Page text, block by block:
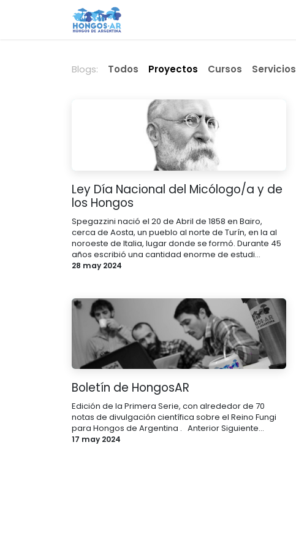
Blogs: Todos Proyectos Cursos Servicios
Ley Día Nacional del Micólogo/a y de
los Hongos
Spegazzini nació el 20 de Abril de 1858 en Bairo,
cerca de Aosta, un pueblo al norte de Turín, en la al
noroeste de Italia, lugar donde se formó. Durante 45
años escribió una cantidad enorme de estudi...
28 may 2024
Boletín de HongosAR
Edición de la Primera Serie, con alrededor de 70
notas de divulgación científica sobre el Reino Fungi
para Hongos de Argentina . ​ ​ Anterior Siguiente...
17 may 2024